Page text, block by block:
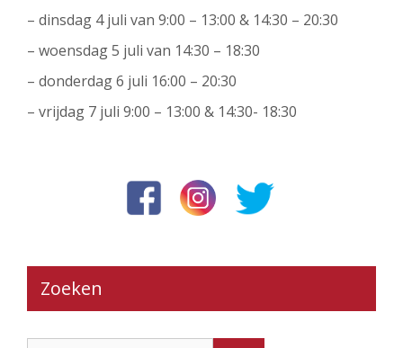
– dinsdag 4 juli van 9:00 – 13:00 & 14:30 – 20:30
– woensdag 5 juli van 14:30 – 18:30
– donderdag 6 juli 16:00 – 20:30
– vrijdag 7 juli 9:00 – 13:00 & 14:30- 18:30
Zoeken